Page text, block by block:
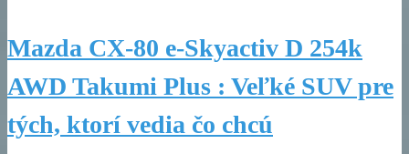
Mazda CX-80 e-Skyactiv D 254k
AWD Takumi Plus : Veľké SUV pre
tých, ktorí vedia čo chcú